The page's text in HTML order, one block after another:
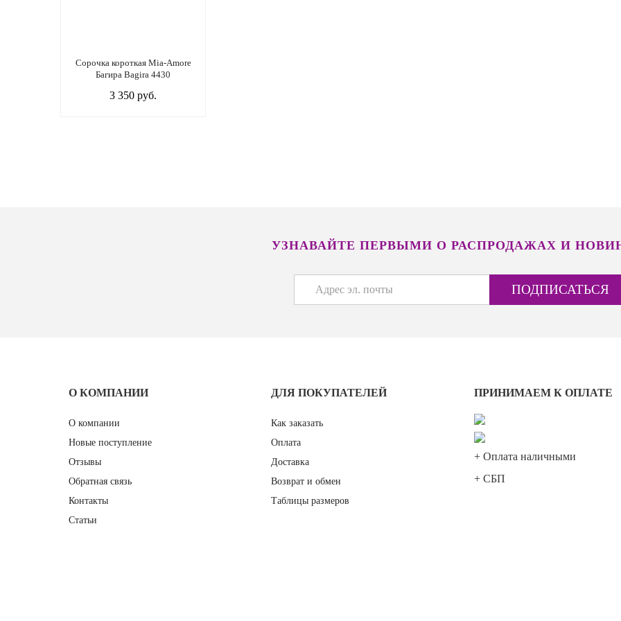
Сорочка короткая Mia-Amore
Багира Bagira 4430
3 350 руб.
УЗНАВАЙТЕ ПЕРВЫМИ О РАСПРОДАЖАХ И
О КОМПАНИИ
О компании
Новые поступление
Отзывы
Обратная связь
Контакты
Статьи
ДЛЯ ПОКУПАТЕЛЕЙ
Как заказать
Оплата
Доставка
Возврат и обмен
Таблицы размеров
ПРИНИМАЕМ К ОПЛАТЕ
+ Оплата наличными
+ СБП